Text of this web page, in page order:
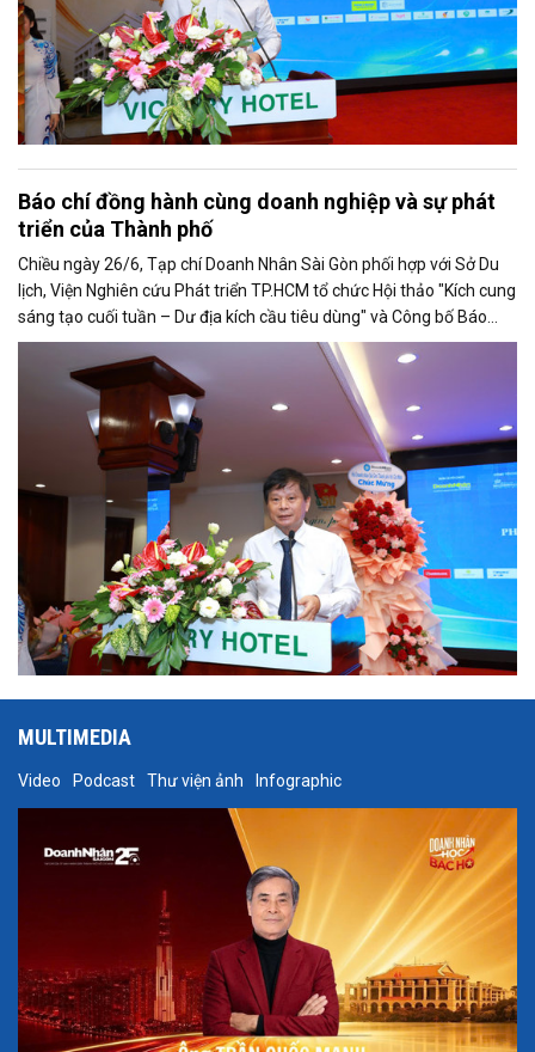
Báo chí đồng hành cùng doanh nghiệp và sự phát
triển của Thành phố
Chiều ngày 26/6, Tạp chí Doanh Nhân Sài Gòn phối hợp với Sở Du
lịch, Viện Nghiên cứu Phát triển TP.HCM tổ chức Hội thảo "Kích cung
sáng tạo cuối tuần – Dư địa kích cầu tiêu dùng" và Công bố Báo
cáo năng lực phát triển doanh nghiệp TP.HCM năm 2025. Trân
trọng giới thiệu phát biểu của ông Trần Trọng Dũng - Phó Chủ tịch
Hội Nhà báo Việt Nam tại Hội thảo.
MULTIMEDIA
Video Podcast Thư viện ảnh Infographic